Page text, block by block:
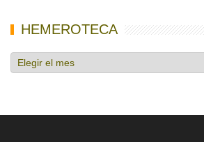
HEMEROTECA
Hemeroteca